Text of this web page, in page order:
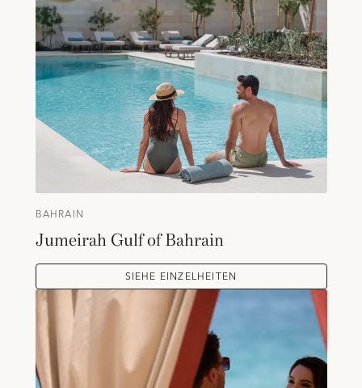
BAHRAIN
Jumeirah Gulf of Bahrain
SIEHE EINZELHEITEN